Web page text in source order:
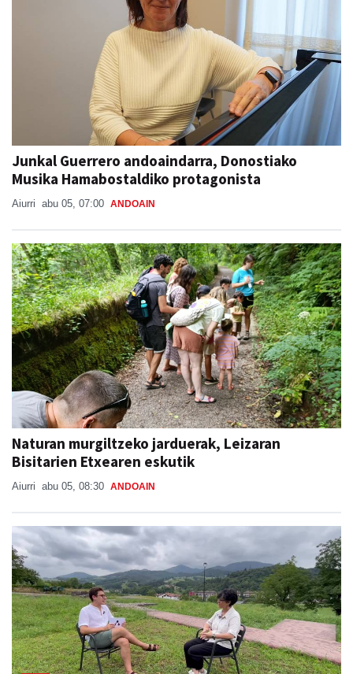
Junkal Guerrero andoaindarra, Donostiako
Musika Hamabostaldiko protagonista
Aiurri abu 05, 07:00 ANDOAIN
Naturan murgiltzeko jarduerak, Leizaran
Bisitarien Etxearen eskutik
Aiurri abu 05, 08:30 ANDOAIN